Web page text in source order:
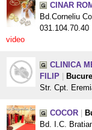
CINAR
Bd.Corneliu
031.104.70.40
video
CLINICA
FILIP
Str. Cpt.
COCOR
Bd. I.C.